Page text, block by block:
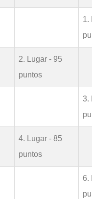
1.
2. Lugar - 95
puntos
3.
4. Lugar - 85
puntos
6.